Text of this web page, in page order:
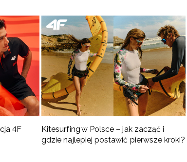
4F
Kitesurfing w Polsce – jak zacząć i
gdzie najlepiej postawić pierwsze kroki?